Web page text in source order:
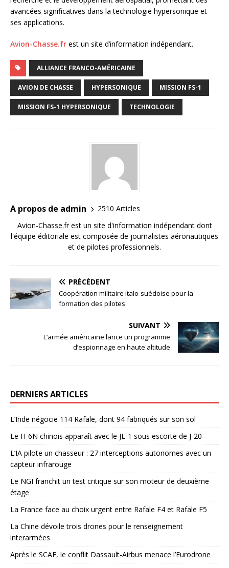
avancées significatives dans la technologie hypersonique et
ses applications.
Avion-Chasse.fr est un site d’information indépendant.
ALLIANCE FRANCO-AMÉRICAINE
AVION DE CHASSE HYPERSONIQUE MISSION FS-1
MISSION FS-1 HYPERSONIQUE TECHNOLOGIE
A propos de admin
2510 Articles
Avion-Chasse.fr est un site d'information indépendant dont
l'équipe éditoriale est composée de journalistes aéronautiques
et de pilotes professionnels.
PRÉCÉDENT
Coopération militaire italo-suédoise pour la
formation des pilotes
SUIVANT
L’armée américaine lance un programme
d’espionnage en haute altitude
DERNIERS ARTICLES
L’Inde négocie 114 Rafale, dont 94 fabriqués sur son sol
Le H-6N chinois apparaît avec le JL-1 sous escorte de J-20
L’IA pilote un chasseur : 27 interceptions autonomes avec un
capteur infrarouge
Le NGI franchit un test critique sur son moteur de deuxième
étage
La France face au choix urgent entre Rafale F4 et Rafale F5
La Chine dévoile trois drones pour le renseignement
interarmées
Après le SCAF, le conflit Dassault-Airbus menace l’Eurodrone